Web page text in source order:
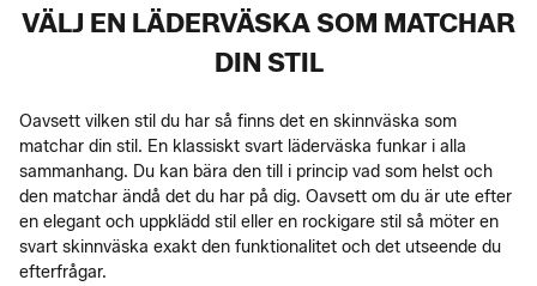
VÄLJ EN LÄDERVÄSKA SOM MATCHAR
DIN STIL
Oavsett vilken stil du har så finns det en skinnväska som
matchar din stil. En klassiskt svart läderväska funkar i alla
sammanhang. Du kan bära den till i princip vad som helst och
den matchar ändå det du har på dig. Oavsett om du är ute efter
en elegant och uppklädd stil eller en rockigare stil så möter en
svart skinnväska exakt den funktionalitet och det utseende du
efterfrågar.